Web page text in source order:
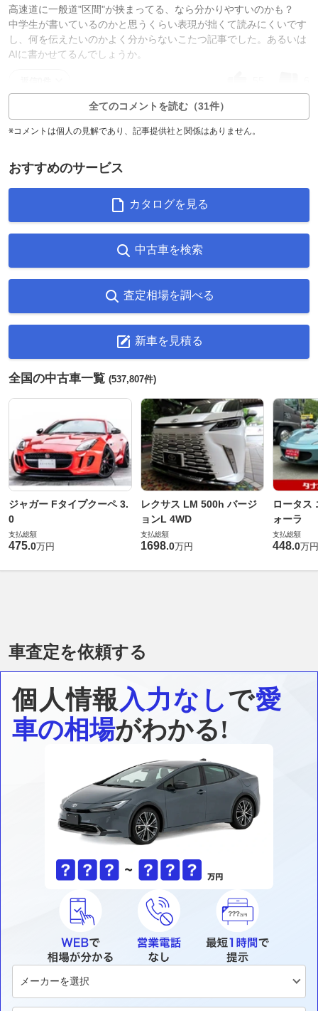
高速道に一般道"区間"が挟まってる、なら分かりやすいのかも？
中学生が書いているのかと思うくらい表現が拙くて読みにくいです
し、何を伝えたいのかよく分からないこたつ記事でした。あるいは
AIに書かせてるんでしょうか。
全てのコメントを読む（31件）
※コメントは個人の見解であり、記事提供社と関係はありません。
おすすめのサービス
カタログを見る
中古車を検索
査定相場を調べる
新車を見積る
全国の中古車一覧 (537,807件)
ジャガー Fタイプクーペ 3.
0
支払総額
475.0万円
レクサス LM 500h バージ
ョンL 4WD
支払総額
1698.0万円
ロータス
ォーラ
支払総額
448.0万円
車査定を依頼する
個人情報入力なしで愛
車の相場がわかる!